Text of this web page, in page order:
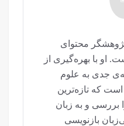
محتوای
او با بهره‌گیری از
جدی به علوم
که تازه‌ترین
بررسی و به زبان
بازنویسی